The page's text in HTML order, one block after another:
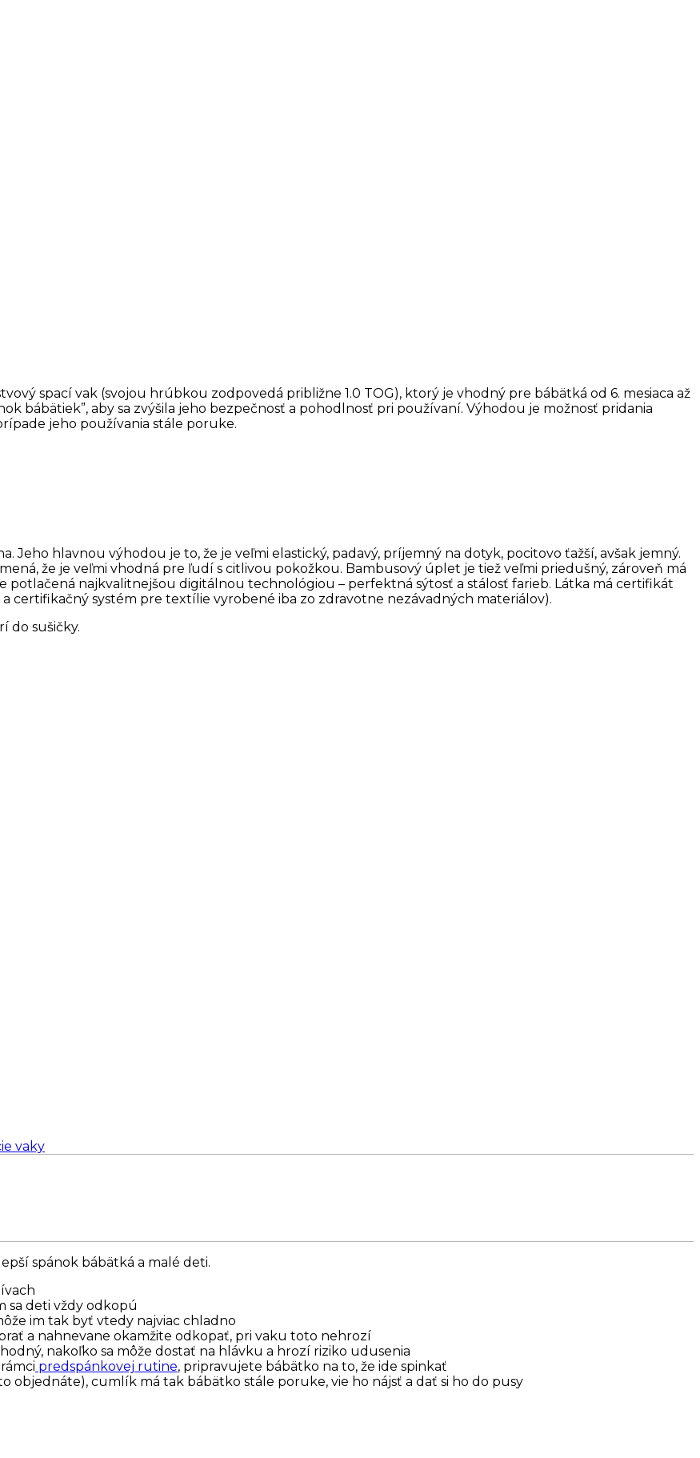
spací vak (svojou hrúbkou zodpovedá približne 1.0 TOG), ktorý je vhodný pre bábätká od 6. mesiaca až
bábätiek”, aby sa zvýšila jeho bezpečnosť a pohodlnosť pri používaní. Výhodou je možnosť pridania
jeho používania stále poruke.
Jeho hlavnou výhodou je to, že je veľmi elastický, padavý, príjemný na dotyk, pocitovo ťažší, avšak jemný.
že je veľmi vhodná pre ľudí s citlivou pokožkou. Bambusový úplet je tiež veľmi priedušný, zároveň má
potlačená najkvalitnejšou digitálnou technológiou – perfektná sýtosť a stálosť farieb. Látka má certifikát
certifikačný systém pre textílie vyrobené iba zo zdravotne nezávadných materiálov).
do sušičky.
vaky
spánok bábätká a malé deti.
sa deti vždy odkopú
im tak byť vtedy najviac chladno
a nahnevane okamžite odkopať, pri vaku toto nehrozí
nakoľko sa môže dostať na hlávku a hrozí riziko udusenia
predspánkovej rutine, pripravujete bábätko na to, že ide spinkať
objednáte), cumlík má tak bábätko stále poruke, vie ho nájsť a dať si ho do pusy